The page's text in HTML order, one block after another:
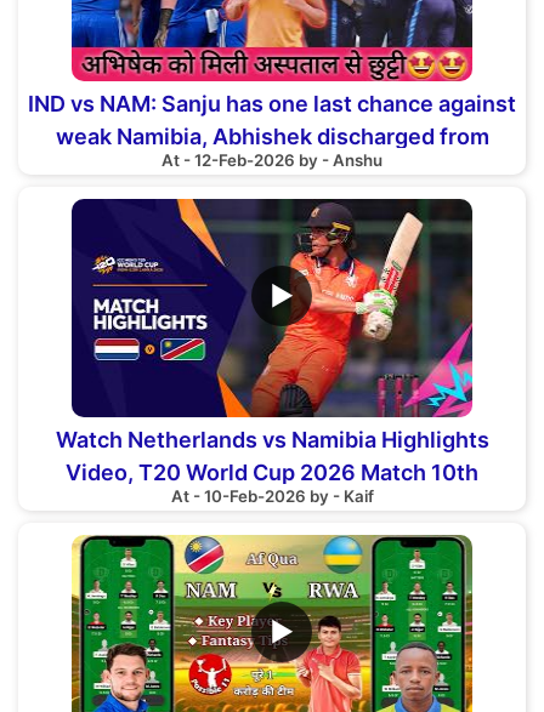
IND vs NAM: Sanju has one last chance against
weak Namibia, Abhishek discharged from
hospital
At - 12-Feb-2026 by - Anshu
▶
Watch Netherlands vs Namibia Highlights
Video, T20 World Cup 2026 Match 10th
At - 10-Feb-2026 by - Kaif
▶